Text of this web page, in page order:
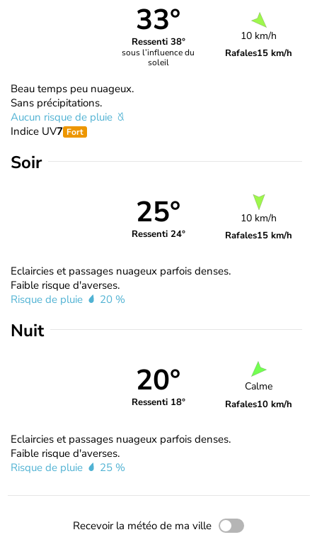
33°
Ressenti 38°
sous l’influence du
soleil
10 km/h
Rafales15 km/h
Beau temps peu nuageux.
Sans précipitations.
Aucun risque de pluie
Indice UV7 Fort
Soir
25°
Ressenti 24°
10 km/h
Rafales15 km/h
Eclaircies et passages nuageux parfois denses.
Faible risque d'averses.
Risque de pluie
20 %
Nuit
20°
Ressenti 18°
Calme
Rafales10 km/h
Eclaircies et passages nuageux parfois denses.
Faible risque d'averses.
Risque de pluie
25 %
Recevoir la météo de ma ville